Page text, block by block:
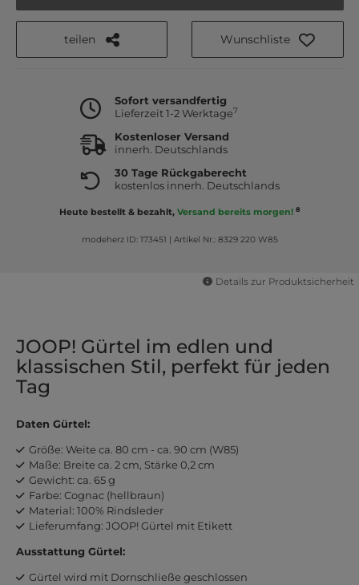
teilen Wunschliste
Sofort versandfertig
Lieferzeit 1-2 Werktage7
Kostenloser Versand
innerh. Deutschlands
30 Tage Rückgaberecht
kostenlos innerh. Deutschlands
Heute bestellt & bezahlt, Versand bereits morgen! 8
modeherz ID: 173451 Artikel Nr.: 8329 220 W85
Details zur Produktsicherheit
JOOP! Gürtel im edlen und
klassischen Stil, perfekt für jeden
Tag
Daten Gürtel:
Größe: Weite ca. 80 cm - ca. 90 cm (W85)
Maße: Breite ca. 2 cm, Stärke 0,2 cm
Gewicht: ca. 65 g
Farbe: Cognac (hellbraun)
Material: 100% Rindsleder
Lieferumfang: JOOP! Gürtel mit Etikett
Ausstattung Gürtel:
Gürtel wird mit Dornschließe geschlossen